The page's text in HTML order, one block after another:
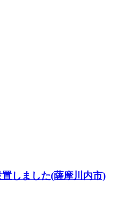
しました(薩摩川内市)